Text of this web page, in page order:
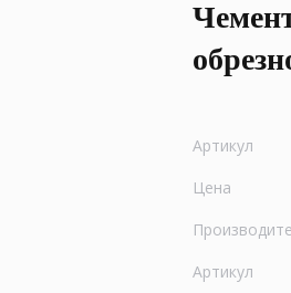
Артикул
Цена
Артикул